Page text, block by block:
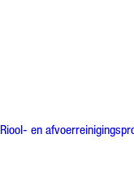
Riool- en